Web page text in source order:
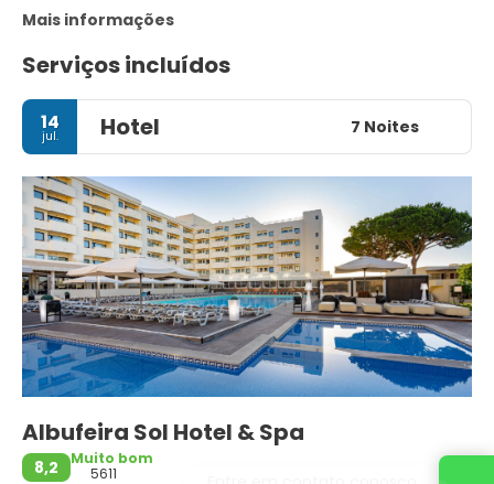
Mais informações
Serviços incluídos
14
jul. Hotel 7 Noites
Albufeira Sol Hotel & Spa
8,2
Muito bom
5611